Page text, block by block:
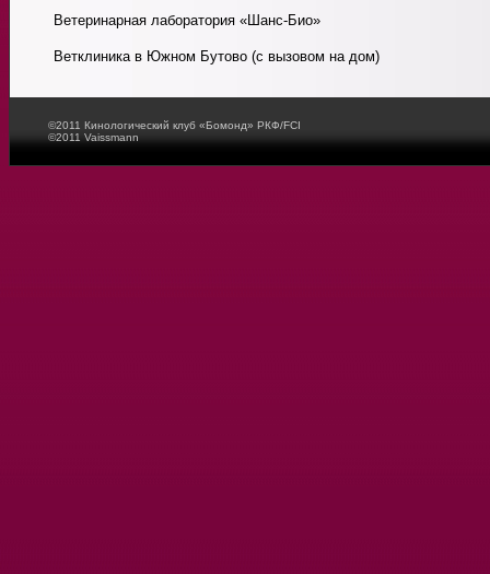
Ветеринарная лаборатория «Шанс-Био»
Ветклиника в Южном Бутово (с вызовом на дом)
©2011 Кинологический клуб «Бомонд» РКФ/FCI
©2011 Vaissmann